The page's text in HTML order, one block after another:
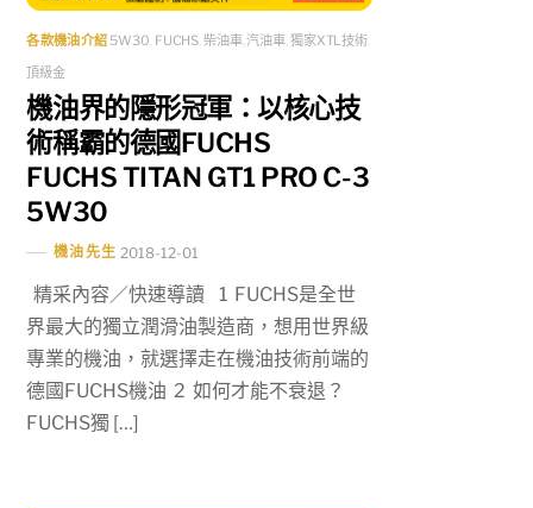
各款機油介紹 5W30 FUCHS 柴油車, 汽油車 獨家XTL技術
頂級金
機油界的隱形冠軍：以核心技
術稱霸的德國FUCHS
FUCHS TITAN GT1 PRO C-3
5W30
機油先生 2018-12-01
精采內容／快速導讀 1 FUCHS是全世
界最大的獨立潤滑油製造商，想用世界級
專業的機油，就選擇走在機油技術前端的
德國FUCHS機油 2 如何才能不衰退？
FUCHS獨 […]